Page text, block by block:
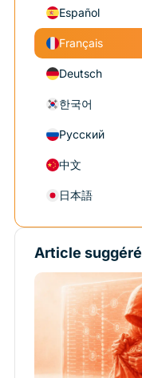
Español
Français
Deutsch
한국어
Русский
中文
日本語
Article suggéré